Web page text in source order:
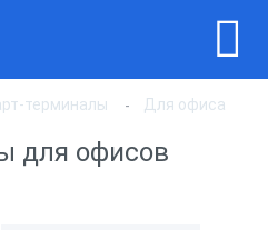
терминалы Для офиса
для офисов